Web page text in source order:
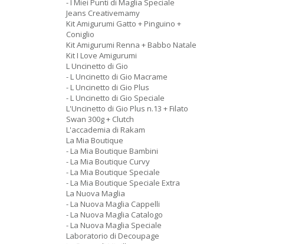
- I Miei Punti di Maglia Speciale
Jeans Creativemamy
Kit Amigurumi Gatto + Pinguino +
Coniglio
Kit Amigurumi Renna + Babbo Natale
Kit I Love Amigurumi
L Uncinetto di Gio
- L Uncinetto di Gio Macrame
- L Uncinetto di Gio Plus
- L Uncinetto di Gio Speciale
L'Uncinetto di Gio Plus n.13 + Filato
Swan 300g + Clutch
L'accademia di Rakam
La Mia Boutique
- La Mia Boutique Bambini
- La Mia Boutique Curvy
- La Mia Boutique Speciale
- La Mia Boutique Speciale Extra
La Nuova Maglia
- La Nuova Maglia Cappelli
- La Nuova Maglia Catalogo
- La Nuova Maglia Speciale
Laboratorio di Decoupage